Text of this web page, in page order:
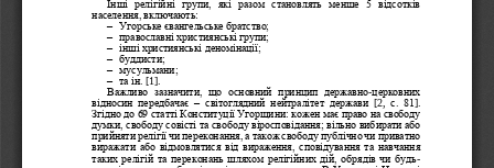
Інші  релігійні  групи,  які  разом  становлять  менше  5  відсотків
населення, включають:
– Угорське євангельське братство;
– православні християнські групи;
– інші християнські деномінації;
– буддисти;
– мусульмани;
– та ін. [1].
Важливо  зазначити,  що  основний  принцип  державно-церковних
відносин передбачає – світоглядний  нейтралітет держави [2, с.  81].
Згідно до 69 статті Конституції Угорщини: кожен має право на свободу
думки, свободу совісті та свободу віросповідання; вільно вибирати або
прийнятирелігії чи переконання, а також свободу публічно чи приватно
виражати або відмовлятися від вираження, сповідування та навчання
таких релігій та переконань шляхом релігійних дій, обрядів чи будь-